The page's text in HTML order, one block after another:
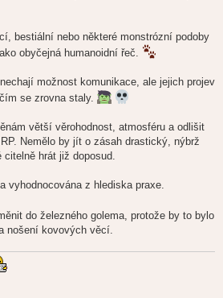
bestiální nebo některé monstrózní podoby
obyčejná humanoidní řeč.
možnost komunikace, ale jejich projev
se zrovna staly.
větší věrohodnost, atmosféru a odlišit
Nemělo by jít o zásah drastický, nýbrž
hrát již doposud.
vyhodnocována z hlediska praxe.
do železného golema, protože by to bylo
nošení kovových věcí.